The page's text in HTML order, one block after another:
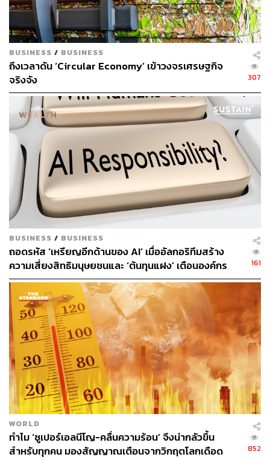
ทั้งนี้ คาดว่าประมุขแห่งรัฐและหัวหน้ารัฐบาลประมาณ 50
คน จะเข้าร่วมการประชุมสุดยอดว่าด้วยข้อตกลงทางการเงิน
ระดับโลกฉบับใหม่ ซึ่งจะจัดขึ้นที่กรุงปารีสในวันพฤหัสบดี
และวันศุกร์นี้ (22-23 มิถุนายน) โดยมี เอ็มมานูเอล มาครง
ประธานาธิบดีฝรั่งเศส เป็นเจ้าภาพ ร่วมกับ มีอา มอตต์ลีย์
นายกรัฐมนตรีบาร์เบโดส
การประชุมดังกล่าวมีจุดมุ่งหมายเพื่อจัดการกับข้อกังวลของ
ประเทศกำลังพัฒนา เกี่ยวกับการที่ได้ไม่ได้รับความช่วยเหลือ
ทางการเงินตามที่ประเทศร่ำรวยให้คำมั่นสัญญาไว้ว่า จะ
สนับสนุนเงินทุนเพื่อช่วยประเทศกำลังพัฒนาลดการปล่อย
ก๊าซเรือนกระจก และรับมือกับผลกระทบจากสภาพอากาศที่
รุนแรง
ทั้งนี้ คาดว่าผู้นำจากประเทศต่างๆ จะเข้าร่วมการประชุม
เช่น โอลาฟ โชลซ์ นายกรัฐมนตรีของเยอรมนี, เออร์ซูลา
ฟอน เดอร์ เลเยน ประธานคณะกรรมาธิการยุโรป, จอห์น
แคร์รี ผู้แทนพิเศษด้านสภาพภูมิอากาศของประธานาธิบดี
สหรัฐฯ และนายกรัฐมนตรีจีน หลี่เฉียง อย่างไรก็ตาม ริชี ซู
นัค นายกรัฐมนตรีสหราชอาณาจักร มีแนวโน้มว่าจะไม่เข้า
ร่วมการประชุม
การเงินเพื่อการเปลี่ยนแปลงสภาพภูมิอากาศ (Climate
Finance) เป็นประเด็นที่ถกเถียงกันอย่างมากสำหรับประเทศ
ยากจน ซึ่งไม่พอใจมากขึ้นที่ประเทศที่ร่ำรวยนำเงินไปช่วย
เหลือยูเครน และใช้เงินหลายล้านล้านดอลลาร์เพื่อจัดการกับ
โควิด แต่ลังเลที่จะช่วยเหลือประเทศและประชากรยากจน
จากผลกระทบของปัญหาสภาพอากาศ
เมื่อเดือนพฤศจิกายนปีที่แล้ว รัฐบาลประเทศต่างๆ เห็นพ้องที่
จะจัดตั้งกองทุนสำหรับ ‘การสูญเสียและความเสียหาย’ (Loss
BUSINESS / BUSINESS
ถึงเวลาดัน ‘Circular Economy’ เข้าวงจรเศรษฐกิจ
จริงจัง
307
BUSINESS / BUSINESS
ถอดรหัส ‘เหรียญอีกด้านของ AI’ เมื่ออัลกอริทึมสร้าง
ความเสี่ยงสิทธิมนุษยชนและ ‘ต้นทุนแฝง’ เตือนองค์กร
ระวังกับดักอคติเชิงระบบ ก่อนกระทบมูลค่าแบรนด์ระยะ
ยาว
161
WORLD
ทำไม ‘ซูเปอร์เอลนีโญ-คลื่นความร้อน’ จึงน่ากลัวขึ้น
สำหรับทุกคน มองสัญญาณเตือนจากวิกฤตโลกเดือด
852